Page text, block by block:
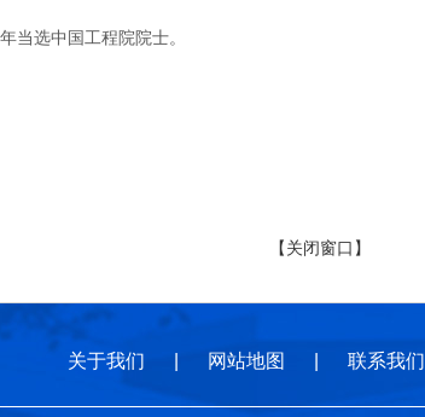
选中国工程院院士。
【关闭窗口】
关于我们 网站地图 联系我们